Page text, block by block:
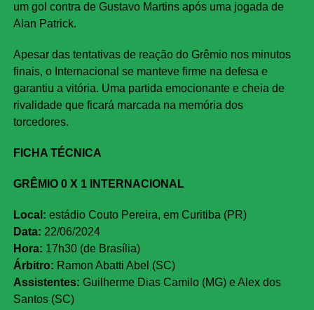
um gol contra de Gustavo Martins após uma jogada de
Alan Patrick.
Apesar das tentativas de reação do Grêmio nos minutos
finais, o Internacional se manteve firme na defesa e
garantiu a vitória. Uma partida emocionante e cheia de
rivalidade que ficará marcada na memória dos
torcedores.
FICHA TÉCNICA
GRÊMIO 0 X 1 INTERNACIONAL
Local: estádio Couto Pereira, em Curitiba (PR)
Data: 22/06/2024
Hora: 17h30 (de Brasília)
Árbitro: Ramon Abatti Abel (SC)
Assistentes: Guilherme Dias Camilo (MG) e Alex dos
Santos (SC)